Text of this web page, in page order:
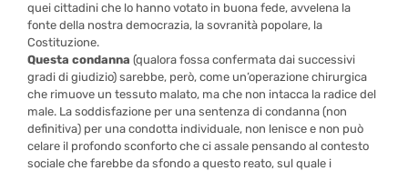
quei cittadini che lo hanno votato in buona fede, avvelena la
fonte della nostra democrazia, la sovranità popolare, la
Costituzione.
Questa condanna (qualora fossa confermata dai successivi
gradi di giudizio) sarebbe, però, come un’operazione chirurgica
che rimuove un tessuto malato, ma che non intacca la radice del
male. La soddisfazione per una sentenza di condanna (non
definitiva) per una condotta individuale, non lenisce e non può
celare il profondo sconforto che ci assale pensando al contesto
sociale che farebbe da sfondo a questo reato, sul quale i